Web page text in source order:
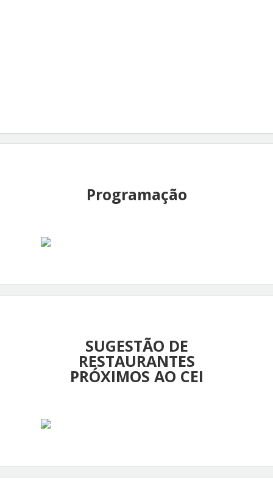
Programação
SUGESTÃO DE
RESTAURANTES
PRÓXIMOS AO CEI